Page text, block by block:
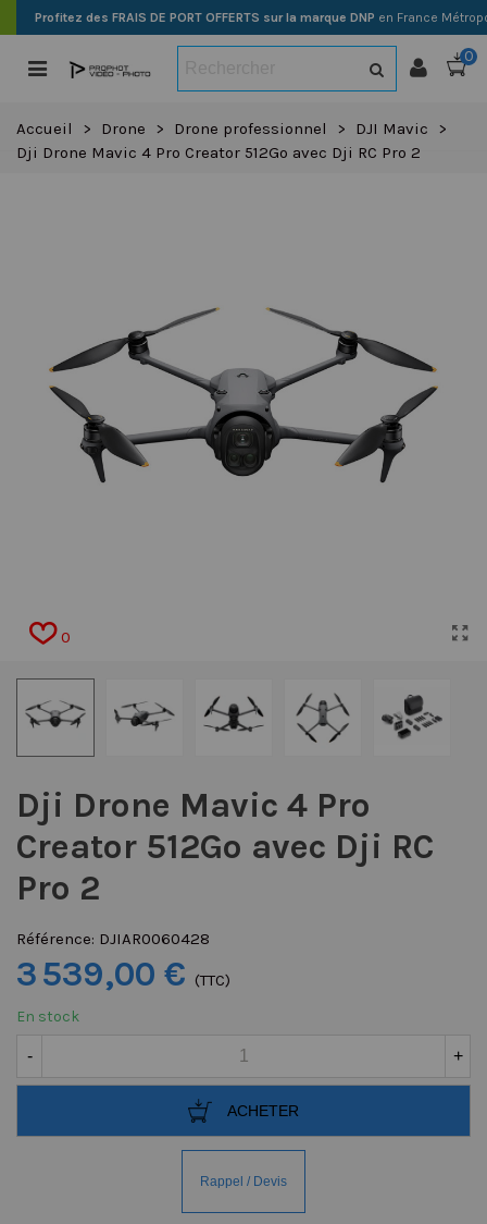
Profitez des FRAIS DE PORT OFFERTS sur la marque DNP en France
0
Accueil > Drone > Drone professionnel > DJI Mavic
>
Dji Drone Mavic 4 Pro Creator 512Go avec Dji RC Pro 2
0
Dji Drone Mavic 4 Pro
Creator 512Go avec Dji RC
Pro 2
Référence: DJIAR0060428
3 539,00 € (TTC)
En stock
- +
ACHETER